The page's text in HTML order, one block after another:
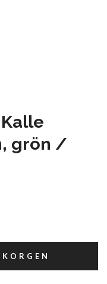
grön /